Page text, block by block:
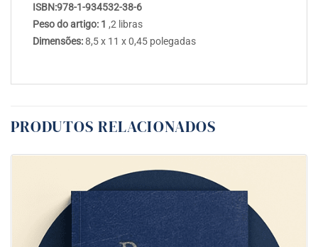
ISBN:978-1-934532-38-6
Peso do artigo: 1 ,2 libras
Dimensões:8,5 x 11 x 0,45 polegadas
PRODUTOS RELACIONADOS